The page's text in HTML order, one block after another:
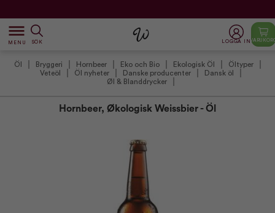
dehaze
MENU SÖK LOGGA IN
Öl Bryggeri Hornbeer Eko och Bio Ekologisk Öl
Öltyper
Veteöl
Öl nyheter Danske producenter
Dansk öl
Øl & Blanddrycker
Hornbeer, Økologisk Weissbier - Öl